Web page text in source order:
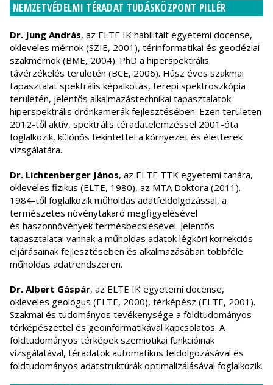
NEMZETVÉDELMI TÉRADAT TUDÁSKÖZPONT PILLÉR
Dr. Jung András, az ELTE IK habilitált egyetemi docense,
okleveles mérnök (SZIE, 2001), térinformatikai és geodéziai
szakmérnök (BME, 2004). PhD a hiperspektrális
távérzékelés területén (BCE, 2006). Húsz éves szakmai
tapasztalat spektrális képalkotás, terepi spektroszkópia
területén, jelentős alkalmazástechnikai tapasztalatok
hiperspektrális drónkamerák fejlesztésében. Ezen területen
2012-től aktív, spektrális téradatelemzéssel 2001-óta
foglalkozik, különös tekintettel a környezet és életterek
vizsgálatára.
Dr. Lichtenberger János, az ELTE TTK egyetemi tanára,
okleveles fizikus (ELTE, 1980), az MTA Doktora (2011).
1984-től foglalkozik műholdas adatfeldolgozással, a
természetes növénytakaró megfigyelésével
és haszonnövények termésbecslésével. Jelentős
tapasztalatai vannak a műholdas adatok légköri korrekciós
eljárásainak fejlesztéseben és alkalmazásában többféle
műholdas adatrendszeren.
Dr. Albert Gáspár, az ELTE IK egyetemi docense,
okleveles geológus (ELTE, 2000), térképész (ELTE, 2001).
Szakmai és tudományos tevékenysége a földtudományos
térképészettel és geoinformatikával kapcsolatos. A
földtudományos térképek szemiotikai funkcióinak
vizsgálatával, téradatok automatikus feldolgozásával és
földtudományos adatstruktúrák optimalizálásával foglalkozik.